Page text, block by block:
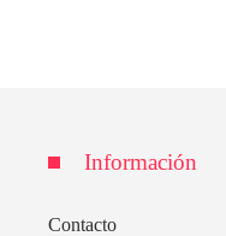
Información
Contacto